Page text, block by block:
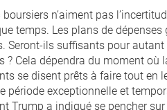
boursiers n’aiment pas
temps. Les plans de
Seront-ils suffisants pour
? Cela dépendra du moment où
se disent prêts à faire tout en
période exceptionnelle et
Trump a indiqué se pencher